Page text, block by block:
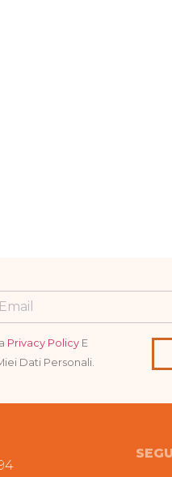
Privacy PolicyE
Dati Personali.